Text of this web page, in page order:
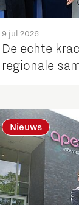
Factories
9 jul 2026
De echte
regionale
Nieuws